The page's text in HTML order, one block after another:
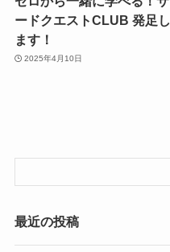
ードクエストCLUB 発足し
ます！
2025年4月10日
最近の投稿